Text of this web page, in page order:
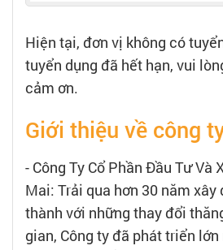
Bạn cần tuyển người
Nhà tuyển dụng
Hiện tại, đơn vị không có
tuyển dụng đã hết hạn, vui
cảm ơn.
Giới thiệu về công
- Công Ty Cổ Phần Đầu Tư Và
Mai: Trải qua hơn 30 năm xây
thành với những thay đổi
gian, Công ty đã phát triển